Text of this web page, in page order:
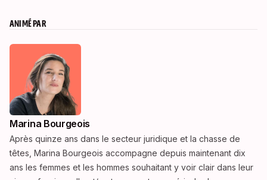
ANIMÉ PAR
Marina Bourgeois
Après quinze ans dans le secteur juridique et la chasse de
têtes, Marina Bourgeois accompagne depuis maintenant dix
ans les femmes et les hommes souhaitant y voir clair dans leur